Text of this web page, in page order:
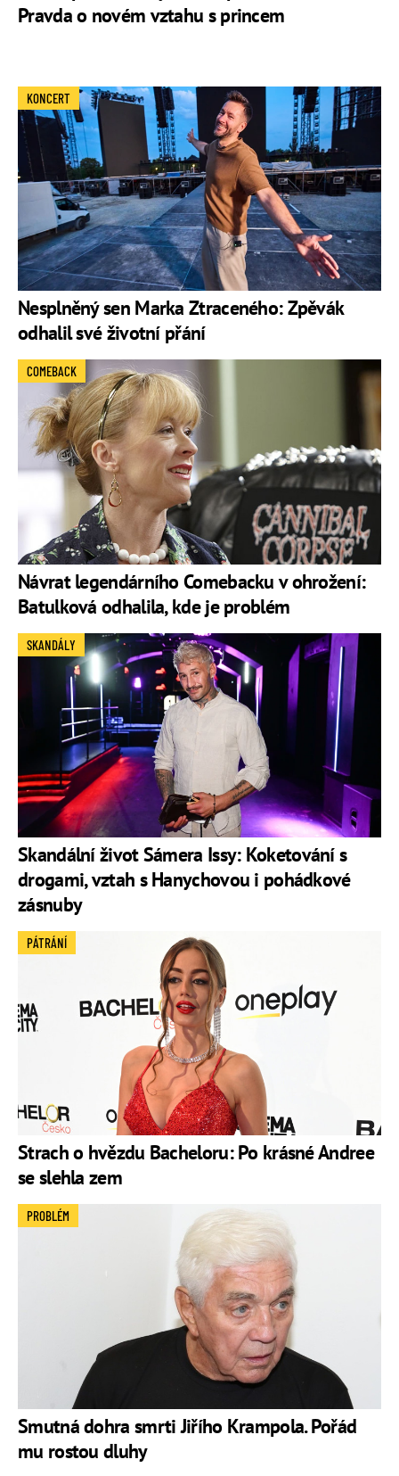
Pravda o novém vztahu s princem
Nesplněný sen Marka Ztraceného: Zpěvák
odhalil své životní přání
KONCERT
Návrat legendárního Comebacku v ohrožení:
Batulková odhalila, kde je problém
COMEBACK
Skandální život Sámera Issy: Koketování s
drogami, vztah s Hanychovou i pohádkové
zásnuby
SKANDÁLY
Strach o hvězdu Bacheloru: Po krásné Andree
se slehla zem
PÁTRÁNÍ
Smutná dohra smrti Jiřího Krampola. Pořád
mu rostou dluhy
PROBLÉM